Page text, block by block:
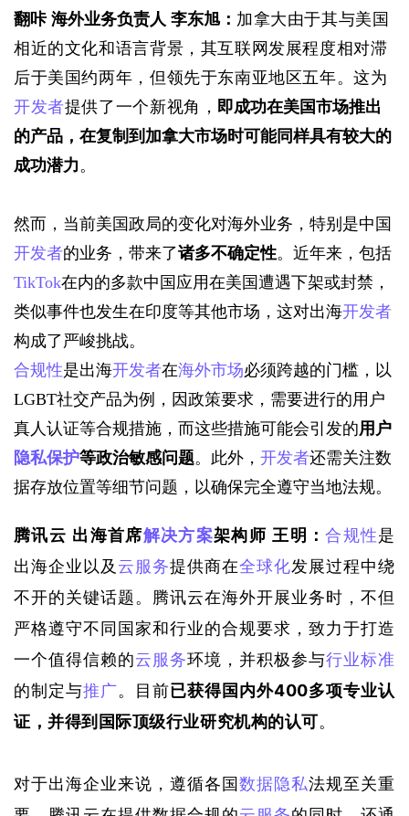
翻咔 海外业务负责人 李东旭： 加拿大由于其与美国
相近的文化和语言背景，其互联网发展程度相对滞
后于美国约两年，但领先于东南亚地区五年。这为
开发者提供了一个新视角， 即成功在美国市场推出
的产品，在复制到加拿大市场时可能同样具有较大的
成功潜力。
然而，当前美国政局的变化对海外业务，特别是中国
开发者的业务，带来了诸多不确定性。近年来，包括
TikTok在内的多款中国应用在美国遭遇下架或封禁，
类似事件也发生在印度等其他市场，这对出海开发者
构成了严峻挑战。
合规性是出海开发者在海外市场必须跨越的门槛， 以
LGBT社交产品为例，因政策要求，需要进行的用户
真人认证等合规措施，而这些措施可能会引发的用户
隐私保护等政治敏感问题。此外， 开发者还需关注数
据存放位置等细节问题，以确保完全遵守当地法规。
腾讯云 出海首席解决方案架构师 王明：合规性是
出海企业以及 云服务提供商在全球化发展过程中绕
不开的关键话题。腾讯云在海外开展业务时，不但
严格遵守不同国家和行业的合规要求，致力于打造
一个值得信赖的云服务环境，并积极参与行业标准
的制定与推广。目前已获得国内外400多项专业认
证，并得到国际顶级行业研究机构的认可。
对于出海企业来说，遵循各国数据隐私法规至关重